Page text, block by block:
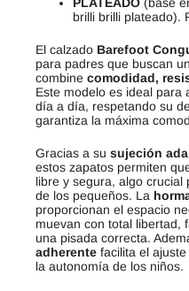
brilli brilli plateado).
El calzado Barefoot
para padres que buscan un
combine comodidad,
Este modelo es ideal para
día a día, respetando su
garantiza la máxima
Gracias a su sujeción
estos zapatos permiten
libre y segura, algo crucial
de los pequeños. La
proporcionan el espacio
muevan con total libertad,
una pisada correcta.
adherente facilita el
la autonomía de los niños.